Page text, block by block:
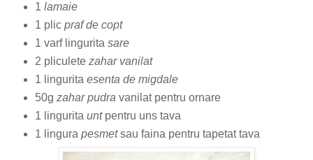
1 lamaie
1 plic praf de copt
1 varf lingurita sare
2 pliculete zahar vanilat
1 lingurita esenta de migdale
50g zahar pudra vanilat pentru ornare
1 lingurita untpentru uns tava
1 lingura pesmetsau faina pentru tapetat tava